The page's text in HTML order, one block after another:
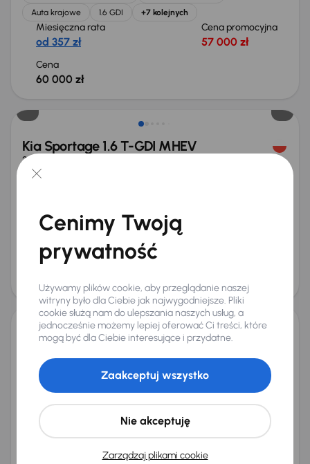
Auta krajowe
1.6 GDI +7 kolejnych
Miesięczna rata
od 357 zł
Cena promocyjna
57 000 zł
Cena
60 000 zł
Kia Sportage 1.6 T-GDI MHEV
2023
110 kW
Miesięczna rata
od 554 zł
Najniższa cena z 30 dni przed
94 000 zł
Świeżo skupione
Kia Sportage
25 040 kmAutomatBenzyna1.6 T-GDI118 kW
Książka serwisowa Auta krajowe
1.6 T-GDI
Salon Polska
Miesięczna rata
na miarę
Cena promocyjna
Najniższa cena z 30 dni przed
Cena po obniżce
104 000 zł
Cenimy Twoją
prywatność
Używamy plików cookie, aby przeglądanie naszej
witryny było dla Ciebie jak najwygodniejsze. Pliki
cookie służą nam do ulepszania naszych usług, a
jednocześnie możemy lepiej oferować Ci treści, które
mogą być dla Ciebie interesujące i przydatne.
Zarządzaj plikami cookie
Nie akceptuję
Zaakceptuj wszystko